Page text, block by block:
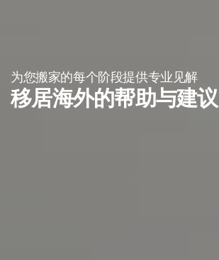
为您搬家的每个阶段提供专业见解
移居海外的帮助与建议